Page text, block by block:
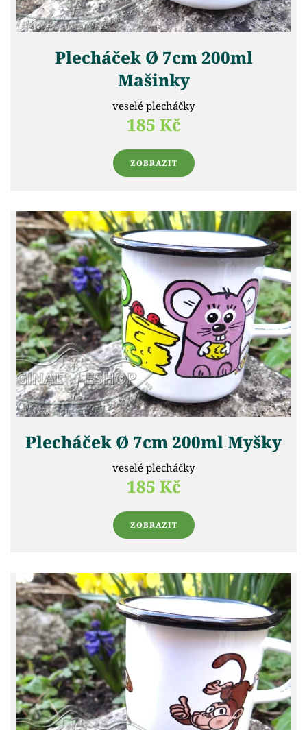
Plecháček Ø 7cm 200ml
Mašinky
veselé plecháčky
185 Kč
ZOBRAZIT
Plecháček Ø 7cm 200ml Myšky
veselé plecháčky
185 Kč
ZOBRAZIT